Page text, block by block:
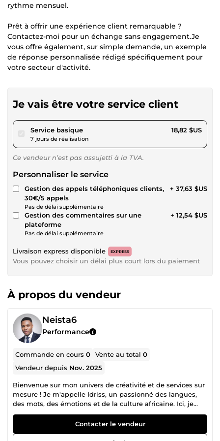
rythme mensuel.
Prêt à offrir une expérience client remarquable ?
Contactez-moi pour un échange sans engagement.Je
vous offre également, sur simple demande, un exemple
de réponse personnalisée rédigé spécifiquement pour
votre secteur d'activité.
Je vais être votre service client
Service basiquepour 17,34 $US
7 jours de réalisation
18,82 $US
Ce vendeur n’est pas assujetti à la TVA.
Personnaliser le service
Gestion des appels téléphoniques clients,
30€/5 appels
Pas de délai supplémentaire
+ 37,63 $US
Gestion des commentaires sur une
plateforme
Pas de délai supplémentaire
+ 12,54 $US
Livraison express disponible EXPRESS
Vous pouvez choisir un délai plus court lors du paiement
À propos du vendeur
Neista6
Performance
Commande en cours0 Vente au total0
Vendeur depuis Nov. 2025
Bienvenue sur mon univers de créativité et de services sur
mesure ! Je m'appelle Idriss, un passionné des langues,
des mots, des émotions et de la culture africaine. Ici, je
vous propose bien plus qu’un simple service. Je vous offre
une expérience humaine, riche et personnalisée, taillée
selon vos besoins, vos envies, vos idées. Pourquoi me
Contacter le vendeur